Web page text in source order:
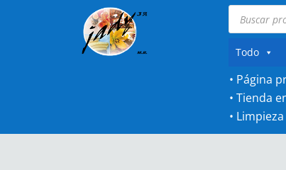
Búsqueda
productos
Todo
• Página
•Tienda
• Limpieza